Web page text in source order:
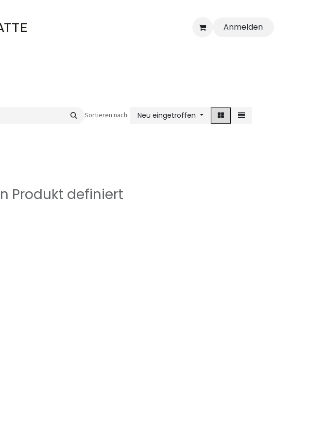
Anmelden
Sortieren nach: Neu eingetroffen
Produkt definiert